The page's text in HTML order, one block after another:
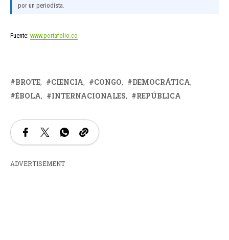
por un periodista.
Fuente: www.portafolio.co
BROTE CIENCIA CONGO
DEMOCRÁTICA
ÉBOLA
INTERNACIONALES REPÚBLICA
ADVERTISEMENT